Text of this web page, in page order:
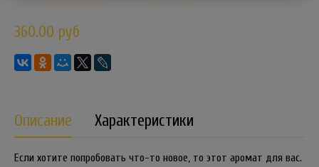
360.00 руб
Описание Характеристики
Если хотите попробовать что-то новое, то этот аромат для вас.